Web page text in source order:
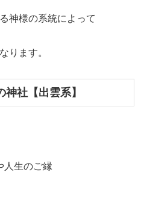
神様の系統によって
ります。
社【出雲系】
人生のご縁